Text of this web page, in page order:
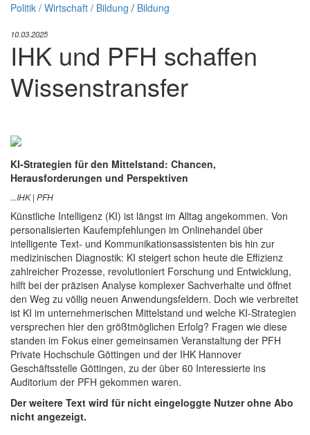
Politik / Wirtschaft / Bildung / Bildung
10.03.2025
IHK und PFH schaffen
Wissenstransfer
KI-Strategien für den Mittelstand: Chancen,
Herausforderungen und Perspektiven
...IHK | PFH
Künstliche Intelligenz (KI) ist längst im Alltag angekommen. Von
personalisierten Kaufempfehlungen im Onlinehandel über
intelligente Text- und Kommunikationsassistenten bis hin zur
medizinischen Diagnostik: KI steigert schon heute die Effizienz
zahlreicher Prozesse, revolutioniert Forschung und Entwicklung,
hilft bei der präzisen Analyse komplexer Sachverhalte und öffnet
den Weg zu völlig neuen Anwendungsfeldern. Doch wie verbreitet
ist KI im unternehmerischen Mittelstand und welche KI-Strategien
versprechen hier den größtmöglichen Erfolg? Fragen wie diese
standen im Fokus einer gemeinsamen Veranstaltung der PFH
Private Hochschule Göttingen und der IHK Hannover
Geschäftsstelle Göttingen, zu der über 60 Interessierte ins
Auditorium der PFH gekommen waren.
Der weitere Text wird für nicht eingeloggte Nutzer ohne Abo
nicht angezeigt.